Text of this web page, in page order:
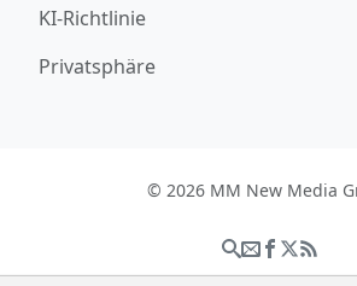
KI-Richtlinie
Privatsphäre
© 2026 MM New Media